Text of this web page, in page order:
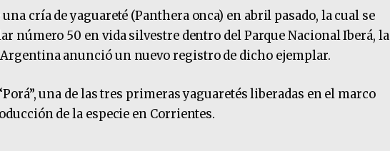
cría de yaguareté (Panthera onca) en abril pasado, la cual se
número 50 en vida silvestre dentro del Parque Nacional Iberá, la
anunció un nuevo registro de dicho ejemplar.
una de las tres primeras yaguaretés liberadas en el marco
de la especie en Corrientes.